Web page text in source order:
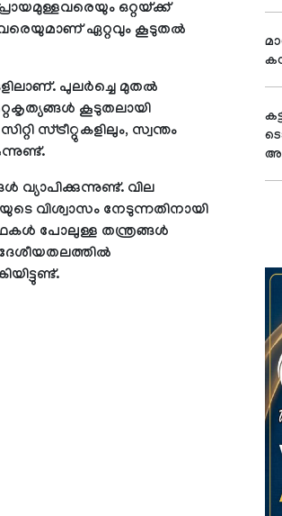
ഒറ്റയ്ക്ക്
ഏറ്റവും കൂടുതല്‍
പുലര്‍ച്ചെ മുതല്‍
കൂടുതലായി
സ്ട്രീറ്റുകളിലും, സ്വന്തം
വ്യാപിക്കുന്നുണ്ട്. വില
വിശ്വാസം നേടുന്നതിനായി
പോലുള്ള തന്ത്രങ്ങള്‍